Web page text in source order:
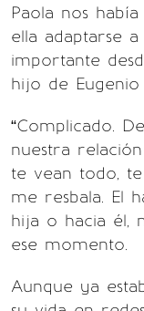
Paola nos
ella adaptarse
importante
hijo de
“Complicado.
nuestra
te vean todo,
me resbala. El
hija o hacia él,
ese momento.
Aunque ya